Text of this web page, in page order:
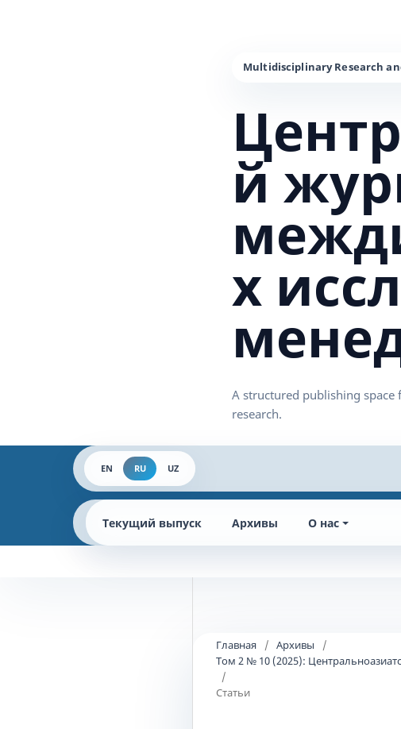
й
х
EN RU UZ
Текущий выпуск Архивы О нас
Главная / Архивы
/
Том 2 № 10 (2025):
/
Статьи